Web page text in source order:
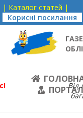
| Каталог статей |
Корисні посилання
ПОРТАЛ
Від